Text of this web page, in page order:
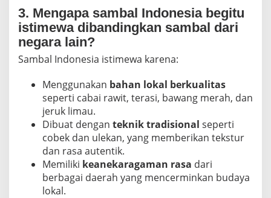
3. Mengapa sambal Indonesia begitu
istimewa dibandingkan sambal dari
negara lain?
Sambal Indonesia istimewa karena:
Menggunakan bahan lokal berkualitas
seperti cabai rawit, terasi, bawang merah, dan
jeruk limau.
Dibuat dengan teknik tradisional seperti
cobek dan ulekan, yang memberikan tekstur
dan rasa autentik.
Memiliki keanekaragaman rasa dari
berbagai daerah yang mencerminkan budaya
lokal.